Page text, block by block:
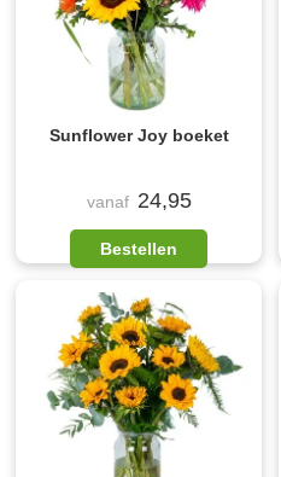
Sunflower Joy boeket
vanaf 24,95
Bestellen